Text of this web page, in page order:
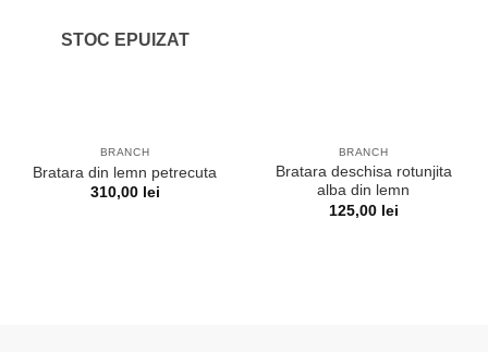
STOC EPUIZAT
BRANCH
Bratara din lemn petrecuta
310,00 lei
BRANCH
Bratara deschisa rotunjita
alba din lemn
125,00 lei